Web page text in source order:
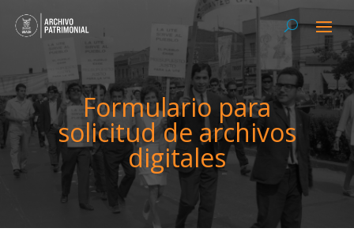
Formulario para
solicitud de archivos
digitales